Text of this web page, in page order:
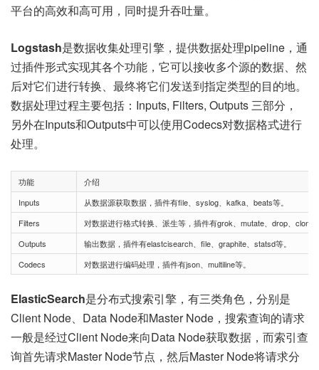
平台的高效和高可用，同时提升吞吐量。
Logstash是数据收集处理引擎，提供数据处理pipeline，通
过插件形式实现其各个功能，它可以接收多个源的数据、然
后对它们进行转换、最终将它们发送到指定类型的目的地。
数据处理过程主要包括：Inputs, Filters, Outputs 三部分，
另外在Inputs和Outputs中可以使用Codecs对数据格式进行
处理。
功能
介绍
Inputs
从数据源获取数据，插件有file、syslog、kafka、beats等。
Filters
对数据进行格式转换、派生等，插件有grok、mutate、drop、clone
Outputs
输出数据，插件有elastcisearch、file、graphite、statsd等。
Codecs
对数据进行编码处理，插件有json、multiline等。
ElasticSearch是分布式搜索引擎，有三类角色，分别是
Client Node、Data Node和Master Node，搜索查询的请求
一般是经过Client Node来向Data Node获取数据，而索引查
询首先请求Master Node节点，然后Master Node将请求分